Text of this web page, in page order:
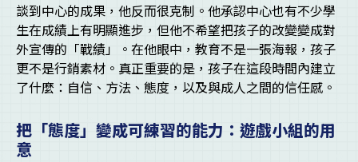
談到中心的成果，他反而很克制。他承認中心也有不少學
生在成績上有明顯進步，但他不希望把孩子的改變變成對
外宣傳的「戰績」。在他眼中，教育不是一張海報，孩子
更不是行銷素材。真正重要的是，孩子在這段時間內建立
了什麼：自信、方法、態度，以及與成人之間的信任感。
把「態度」變成可練習的能力：遊戲小組的用
意